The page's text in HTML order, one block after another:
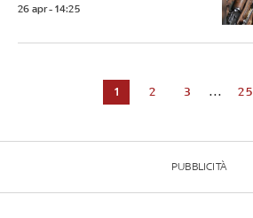
26 apr - 14:25
1 2 3 ... 25
PUBBLICITÀ